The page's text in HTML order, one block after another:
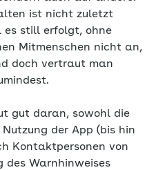
ist nicht zuletzt
es still erfolgt, ohne
Mitmenschen nicht an,
doch vertraut man
gut daran, sowohl die
der App (bis hin
Kontaktpersonen von
des Warnhinweises